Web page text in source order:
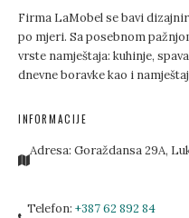
Firma LaMobel se bavi
po mjeri. Sa posebnom
vrste namještaja: kuhinje,
dnevne boravke kao i
INFORMACIJE
Adresa: Goraždansa 29A,
Telefon: +387 62 892 84